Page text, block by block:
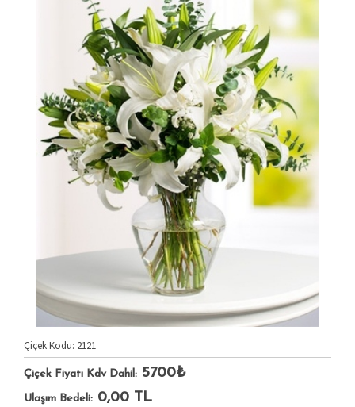
Çiçek Kodu: 2121
Çiçek Fiyatı Kdv Dahil: 5700₺
Ulaşım Bedeli: 0,00 TL